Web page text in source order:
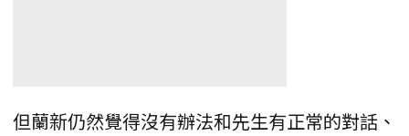
但蘭新仍然覺得沒有辦法和先生有正常的對話、